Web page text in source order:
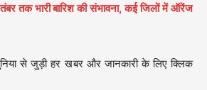
तक भारी बारिश की संभावना, कई जिलों में ऑरेंज
से जुड़ी हर खबर और जानकारी के लिए क्लिक